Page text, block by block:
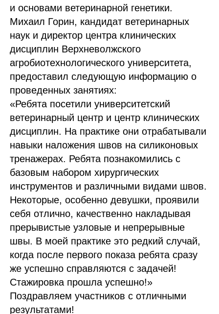
и основами ветеринарной генетики.
Михаил Горин, кандидат ветеринарных
наук и директор центра клинических
дисциплин Верхневолжского
агробиотехнологического университета,
предоставил следующую информацию о
проведенных занятиях:
«Ребята посетили университетский
ветеринарный центр и центр клинических
дисциплин. На практике они отрабатывали
навыки наложения швов на силиконовых
тренажерах. Ребята познакомились с
базовым набором хирургических
инструментов и различными видами швов.
Некоторые, особенно девушки, проявили
себя отлично, качественно накладывая
прерывистые узловые и непрерывные
швы. В моей практике это редкий случай,
когда после первого показа ребята сразу
же успешно справляются с задачей!
Стажировка прошла успешно!»
Поздравляем участников с отличными
результатами!